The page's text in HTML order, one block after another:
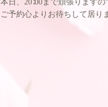
ご予約心よりお待ちして居り